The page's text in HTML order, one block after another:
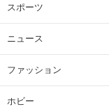
スポーツ
ニュース
ファッション
ホビー